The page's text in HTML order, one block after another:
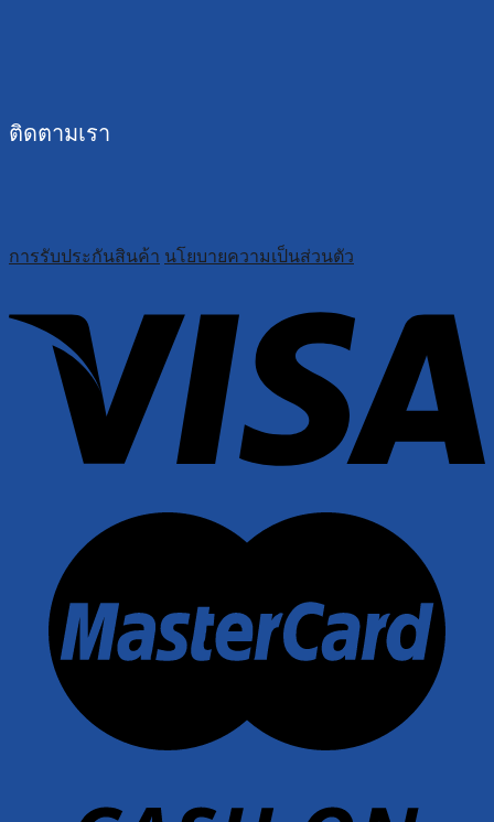
ติดตามเรา
การรับประกันสินค้า นโยบายความเป็นส่วนตัว